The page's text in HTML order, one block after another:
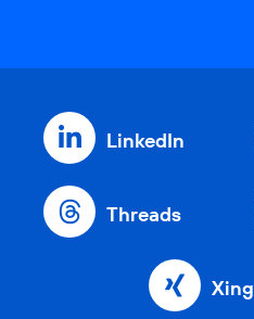
LinkedIn
Threads
Xing